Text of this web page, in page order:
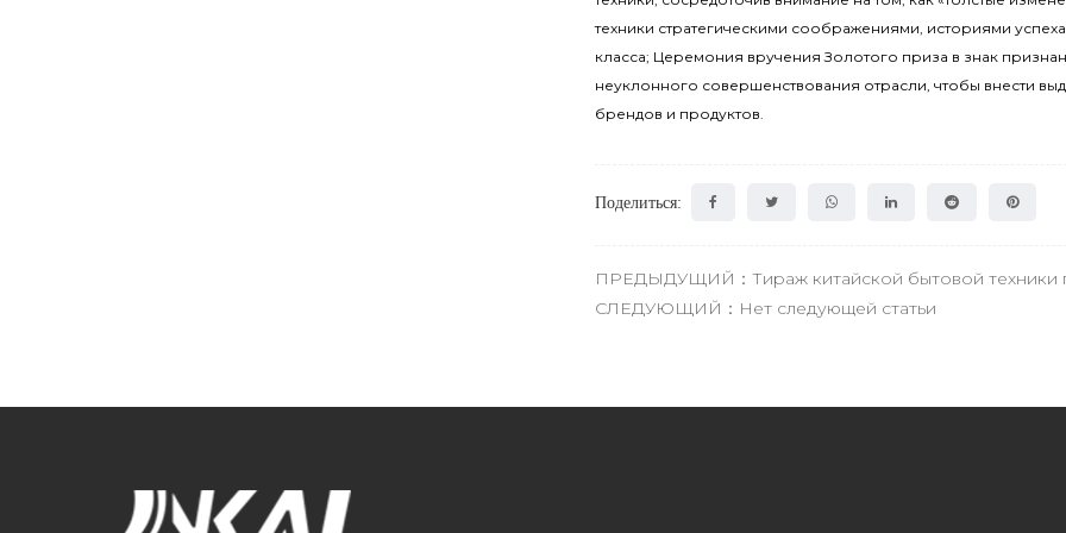
техники стратегическими соображениями, историями
класса; Церемония вручения Золотого приза в знак
неуклонного совершенствования отрасли, чтобы внести
брендов и продуктов.
Поделиться:
ПРЕДЫДУЩИЙ：Тираж китайской бытовой техники
СЛЕДУЮЩИЙ：Нет следующей статьи